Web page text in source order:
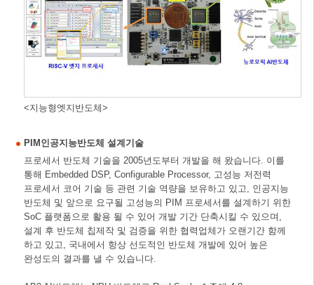
<지능형엣지반도체>
PIM인공지능반도체 설계기술
프로세서 반도체 기술을 2005년도부터 개발을 해 왔습니다. 이를
통해 Embedded DSP, Configurable Processor, 고성능 저전력
프로세서 코어 기술 등 관련 기술 역량을 보유하고 있고, 인공지능
반도체 및 앞으로 요구될 고성능의 PIM 프로세서를 설계하기 위한
SoC 플랫폼으로 활용 될 수 있어 개발 기간 단축시킬 수 있으며,
설계 후 반도체 칩제작 및 검증을 위한 협력업체가 오랜기간 함께
하고 있고, 국내에서 항상 선도적인 반도체 개발에 있어 높은
완성도의 결과를 낼 수 있습니다.